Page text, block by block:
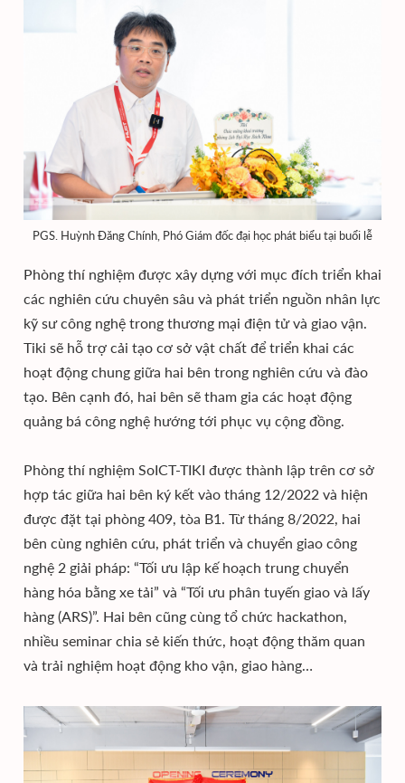
PGS. Huỳnh Đăng Chính, Phó Giám đốc đại học phát biểu tại buổi lễ
Phòng thí nghiệm được xây dựng với mục đích triển khai
các nghiên cứu chuyên sâu và phát triển nguồn nhân lực
kỹ sư công nghệ trong thương mại điện tử và giao vận.
Tiki sẽ hỗ trợ cải tạo cơ sở vật chất để triển khai các
hoạt động chung giữa hai bên trong nghiên cứu và đào
tạo. Bên cạnh đó, hai bên sẽ tham gia các hoạt động
quảng bá công nghệ hướng tới phục vụ cộng đồng.
Phòng thí nghiệm SoICT-TIKI được thành lập trên cơ sở
hợp tác giữa hai bên ký kết vào tháng 12/2022 và hiện
được đặt tại phòng 409, tòa B1. Từ tháng 8/2022, hai
bên cùng nghiên cứu, phát triển và chuyển giao công
nghệ 2 giải pháp: “Tối ưu lập kế hoạch trung chuyển
hàng hóa bằng xe tải” và “Tối ưu phân tuyến giao và lấy
hàng (ARS)”. Hai bên cũng cùng tổ chức hackathon,
nhiều seminar chia sẻ kiến thức, hoạt động thăm quan
và trải nghiệm hoạt động kho vận, giao hàng…